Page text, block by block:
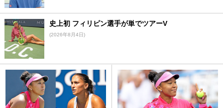
史上初 フィリピン選手が単でツアーV
(2026年8月4日)